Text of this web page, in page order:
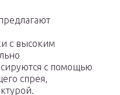
с высоким
с помощью
спрея,